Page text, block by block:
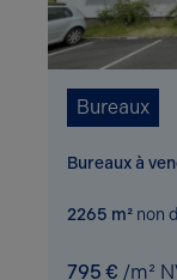
Bureaux
Bureaux à
2265 m² non
795 € /m²